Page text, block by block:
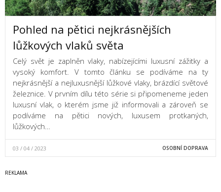
Pohled na pětici nejkrásnějších
lůžkových vlaků světa
Celý svět je zaplněn vlaky, nabízejícími luxusní zážitky a
vysoký komfort. V tomto článku se podíváme na ty
nejkrásnější a nejluxusnější lůžkové vlaky, brázdící světové
železnice. V prvním dílu této série si připomeneme jeden
luxusní vlak, o kterém jsme již informovali a zároveň se
podíváme na pětici nových, luxusem protkaných,
lůžkových…
03 / 04 / 2023 OSOBNÍ DOPRAVA